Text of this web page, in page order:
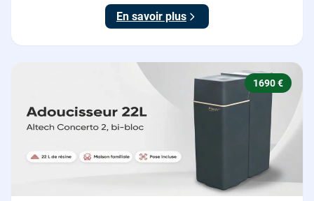
toute la maison du calcaire.
En savoir plus
1690 €